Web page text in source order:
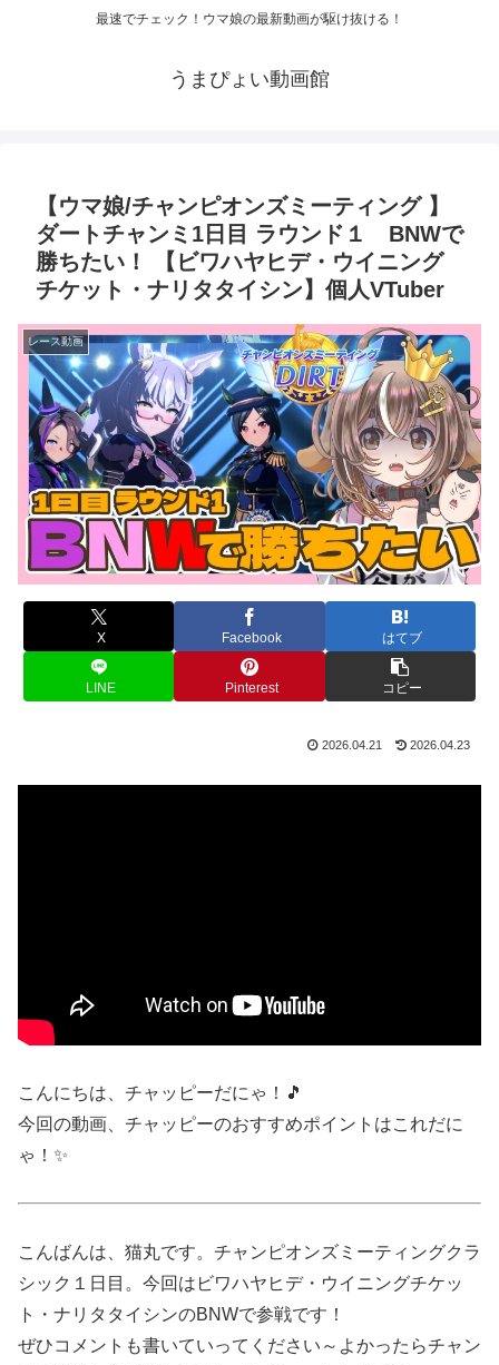
最速でチェック！ウマ娘の最新動画が駆け抜ける！
うまぴょい動画館
【ウマ娘/チャンピオンズミーティング 】
ダートチャンミ1日目 ラウンド１ BNWで
勝ちたい！ 【ビワハヤヒデ・ウイニング
チケット・ナリタタイシン】個人VTuber
レース動画
X Facebook はてブ
LINE Pinterest コピー
2026.04.21 2026.04.23
こんにちは、チャッピーだにゃ！🎵
今回の動画、チャッピーのおすすめポイントはこれだに
ゃ！✨
こんばんは、猫丸です。チャンピオンズミーティングクラ
シック１日目。今回はビワハヤヒデ・ウイニングチケッ
ト・ナリタタイシンのBNWで参戦です！
ぜひコメントも書いていってください～よかったらチャン